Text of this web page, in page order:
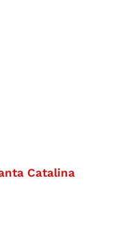
Catalina